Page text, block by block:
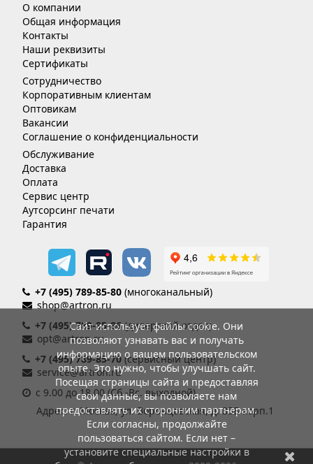
О компании
Общая информация
Контакты
Наши реквизиты
Сертификаты
Сотрудничество
Корпоративным клиентам
Оптовикам
Вакансии
Соглашение о конфиденциальности
Обслуживание
Доставка
Оплата
Сервис центр
Аутсорсинг печати
Гарантия
+7 (495) 789-85-80 (многоканальный)
shop@artron.ru
+7 (495) 789-85-86(дилерский отдел)
opt@artron.ru
+7 (495) 789-85-70 (сервисный центр)
service@artron.ru
с 9.00 до 18.00 (Сб.-Вс. выходной)
Адрес: г. Москва, ул. Воронцовская, д. 35Б корп.1
Сайт использует файлы cookie. Они
позволяют узнавать вас и получать
информацию о вашем пользовательском
опыте. Это нужно, чтобы улучшать сайт.
Посещая страницы сайта и предоставляя
свои данные, вы позволяете нам
предоставлять их сторонним партнерам.
Если согласны, продолжайте
пользоваться сайтом. Если нет –
установите специальные настройки в